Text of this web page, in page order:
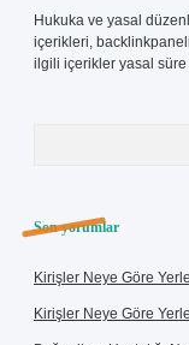
Hukuka ve yasal
içerikleri,
ilgili içerikler yasal süre
Son yorumlar
Kirişler Neye Göre
Kirişler Neye Göre